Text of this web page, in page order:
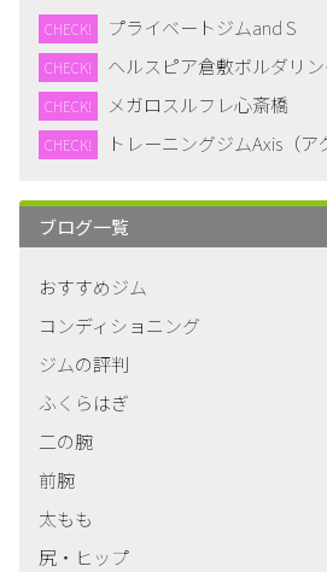
CHECK! プライベートジムand S
CHECK! ヘルスピア倉敷ボルダリ
CHECK! メガロスルフレ心斎橋
CHECK! トレーニングジムAxis（
ブログ一覧
おすすめジム
コンディショニング
ジムの評判
ふくらはぎ
二の腕
前腕
太もも
尻・ヒップ